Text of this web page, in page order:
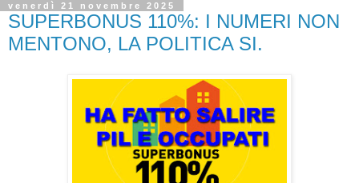
venerdì 21 novembre 2025
SUPERBONUS 110%: I NUMERI NON
MENTONO, LA POLITICA SI.